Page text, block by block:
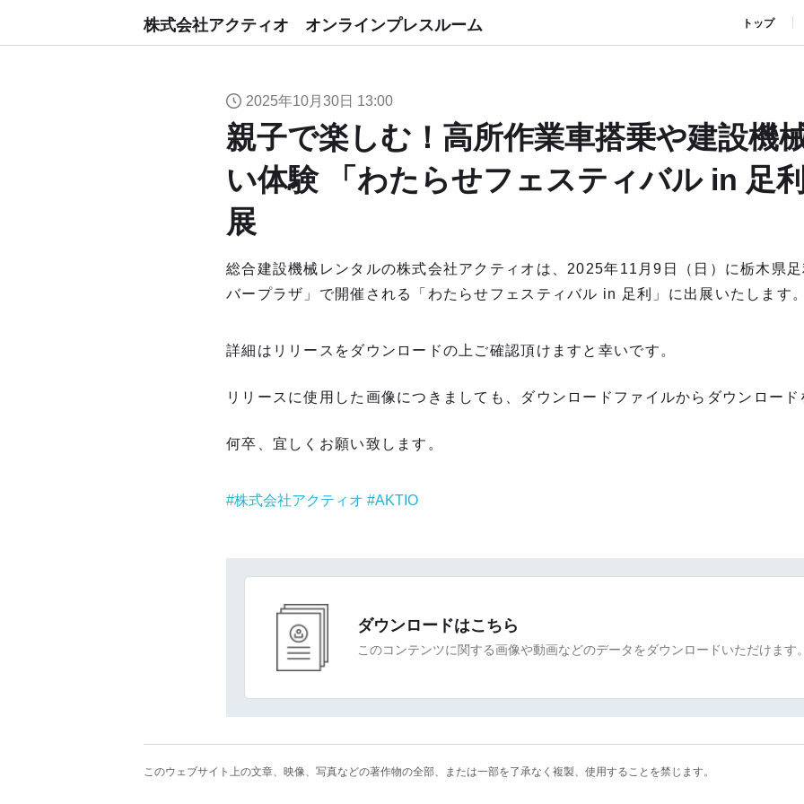
株式会社アクティオ オンラインプレスルーム トップ
2025年10月30日 13:00
親子で楽しむ！高所作業車搭乗や建設機
い体験 「わたらせフェスティバル in 足
展
総合建設機械レンタルの株式会社アクティオは、2025年11月9日（日）に栃木県
バープラザ」で開催される「わたらせフェスティバル in 足利」に出展いたします
詳細はリリースをダウンロードの上ご確認頂けますと幸いです。
リリースに使用した画像につきましても、ダウンロードファイルからダウンロー
何卒、宜しくお願い致します。
株式会社アクティオ AKTIO
ダウンロードはこちら
このコンテンツに関する画像や動画などのデータをダウンロードいただけます
このウェブサイト上の文章、映像、写真などの著作物の全部、または一部を了承なく複製、使用することを禁じます。